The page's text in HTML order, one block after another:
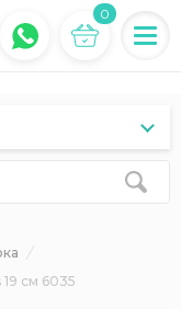
0
cм 6035